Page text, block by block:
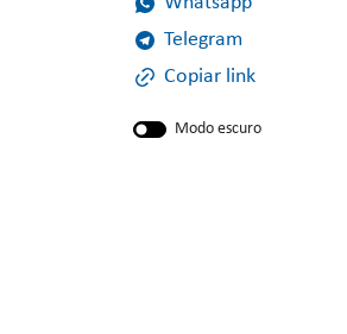
Telegram
Copiar link
Modo escuro